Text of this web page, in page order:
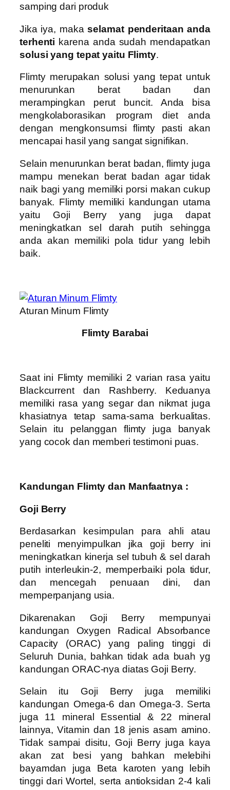
samping dari produk
Jika iya, makaselamat penderitaan anda
terhenti karena anda sudah mendapatkan
solusi yang tepat yaitu Flimty.
Flimty merupakan solusi yang tepat untuk
menurunkan berat badan dan
merampingkan perut buncit. Anda bisa
mengkolaborasikan program diet anda
dengan mengkonsumsi flimty pasti akan
mencapai hasil yang sangat signifikan.
Selain menurunkan berat badan, flimty juga
mampu menekan berat badan agar tidak
naik bagi yang memiliki porsi makan cukup
banyak. Flimty memiliki kandungan utama
yaitu Goji Berry yang juga dapat
meningkatkan sel darah putih sehingga
anda akan memiliki pola tidur yang lebih
baik.
Aturan Minum Flimty
Flimty Barabai
Saat ini Flimty memiliki 2 varian rasa yaitu
Blackcurrent dan Rashberry. Keduanya
memiliki rasa yang segar dan nikmat juga
khasiatnya tetap sama-sama berkualitas.
Selain itu pelanggan flimty juga banyak
yang cocok dan memberi testimoni puas.
Kandungan Flimty dan Manfaatnya :
Goji Berry
Berdasarkan kesimpulan para ahli atau
peneliti menyimpulkan jika goji berry ini
meningkatkan kinerja sel tubuh & sel darah
putih interleukin-2, memperbaiki pola tidur,
dan mencegah penuaan dini, dan
memperpanjang usia.
Dikarenakan Goji Berry mempunyai
kandungan Oxygen Radical Absorbance
Capacity (ORAC) yang paling tinggi di
Seluruh Dunia, bahkan tidak ada buah yg
kandungan ORAC-nya diatas Goji Berry.
Selain itu Goji Berry juga memiliki
kandungan Omega-6 dan Omega-3. Serta
juga 11 mineral Essential & 22 mineral
lainnya, Vitamin dan 18 jenis asam amino.
Tidak sampai disitu, Goji Berry juga kaya
akan zat besi yang bahkan melebihi
bayamdan juga Beta karoten yang lebih
tinggi dari Wortel, serta antioksidan 2-4 kali